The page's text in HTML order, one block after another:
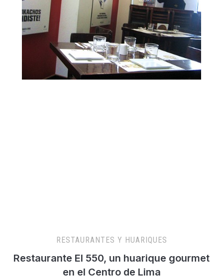
RESTAURANTES Y HUARIQUES
Restaurante El 550, un huarique gourmet
en el Centro de Lima